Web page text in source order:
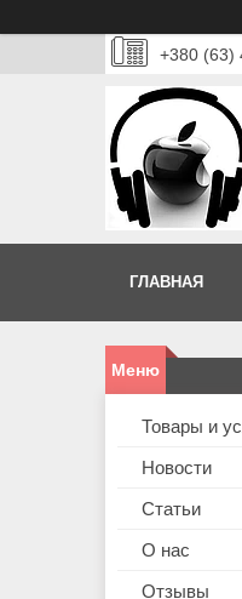
+380 (63)
ГЛАВНАЯ
Товары и
Новости
Статьи
О нас
Отзывы